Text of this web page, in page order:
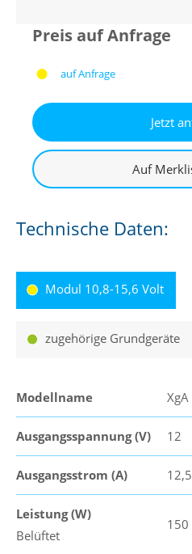
Preis auf Anfrage
auf Anfrage
Technische Daten:
Modul 10,8-15,6 Volt
zugehörige Grundgeräte
Modellname XgA
Ausgangsspannung (V) 12
Ausgangsstrom (A) 12,5
Leistung (W)
Belüftet
150